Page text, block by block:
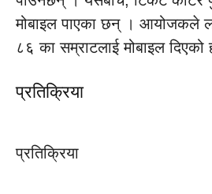
मोबाइल पाएका छन् । आयोजकले
८६ का सम्राटलाई मोबाइल दिएको
प्रतिक्रिया
प्रतिक्रिया